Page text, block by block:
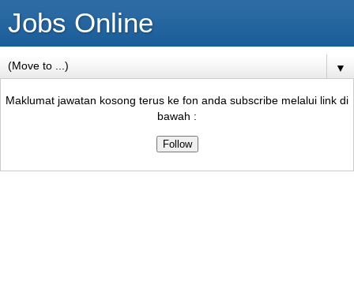
Jobs Online
▼
Maklumat jawatan kosong terus ke fon anda subscribe melalui link di
bawah :